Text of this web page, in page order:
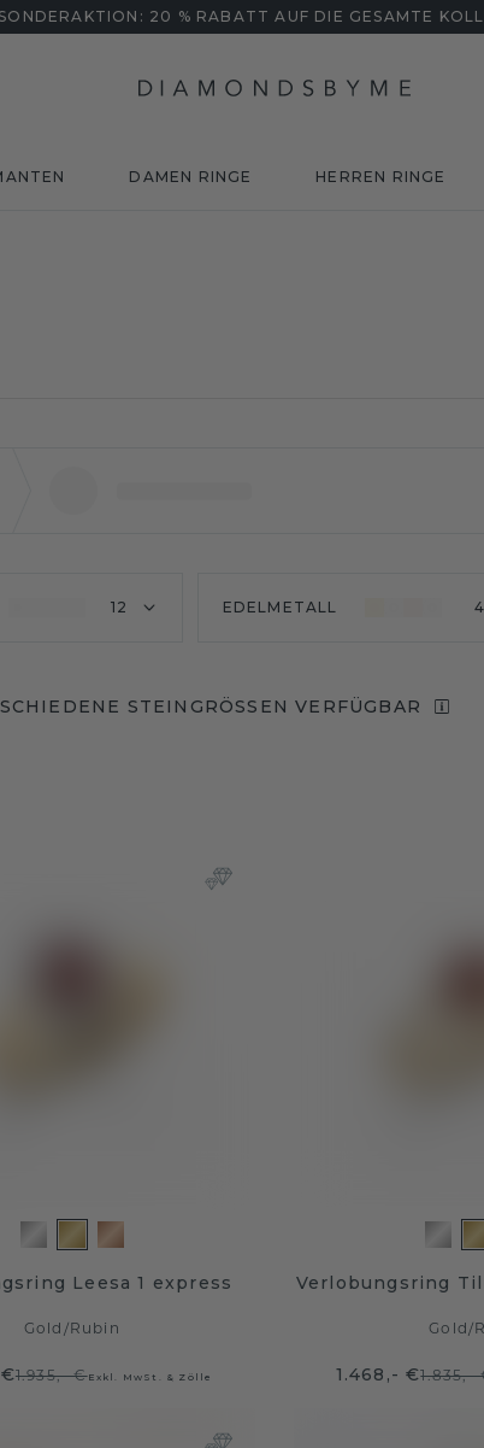
SONDERAKTION: 20 % RABATT AUF DIE GESAMTE
DAMEN RINGE HERREN RINGE
12 EDELMETALL 4
STEINGRÖSSEN VERFÜGBAR
Leesa 1 express
Gold /Rubin
1.935,- €Exkl. MwSt. & Zölle
Verlobungsring
Gold /
1.468,- €1.835,-